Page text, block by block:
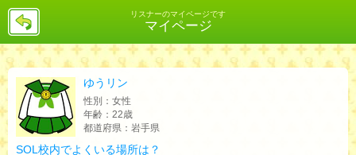
リスナーのマイページです
マイページ
戻
ゆうリン
性別： 女性
年齢： 22歳
都道府県： 岩手県
SOL校内でよくいる場所は？